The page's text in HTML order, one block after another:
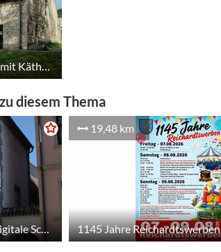
Romanisches Haus Bad Kösen - mit Käthe-Kruse-Puppenausstellung
diesem Thema
Stadtmuseum Hohe Lilie (und Digitale Schnitzeljagd im Stadtmuseum)
19,48 km
1145 Jahre Reichardtswerben